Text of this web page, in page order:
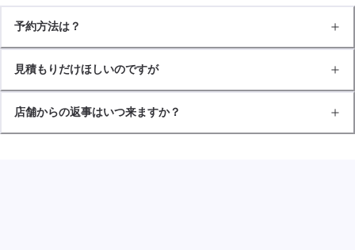
予約方法は？
見積もりだけほしいのですが
店舗からの返事はいつ来ますか？